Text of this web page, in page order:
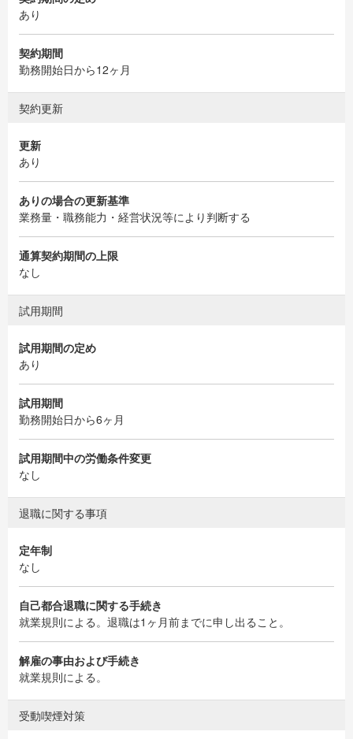
あり
契約期間
勤務開始日から12ヶ月
契約更新
更新
あり
ありの場合の更新基準
業務量・職務能力・経営状況等により判断する
通算契約期間の上限
なし
試用期間
試用期間の定め
あり
試用期間
勤務開始日から6ヶ月
試用期間中の労働条件変更
なし
退職に関する事項
定年制
なし
自己都合退職に関する手続き
就業規則による。退職は1ヶ月前までに申し出ること。
解雇の事由および手続き
就業規則による。
受動喫煙対策